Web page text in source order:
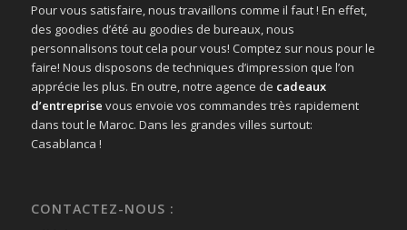
Pour vous satisfaire, nous travaillons comme il faut ! En effet,
des goodies d’été au goodies de bureaux, nous
personnalisons tout cela pour vous! Comptez sur nous pour le
faire! Nous disposons de techniques d’impression que l’on
apprécie les plus. En outre, notre agence de cadeaux
d’entreprise vous envoie vos commandes très rapidement
dans tout le Maroc. Dans les grandes villes surtout:
Casablanca !
CONTACTEZ-NOUS :